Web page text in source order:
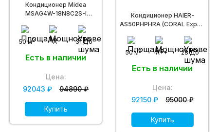
Кондиционер Midea
MSAG4W-18N8C2S-I
50 м2 A 31 Дб
Есть в наличии
Цена:
92043 ₽
94890 ₽
Купить
Кондиционер HAIER-
AS50PHPHRA (CORAL Expert
50 м2 A++ 28 Дб
Есть в наличии
Цена:
92150 ₽
95000 ₽
Купить